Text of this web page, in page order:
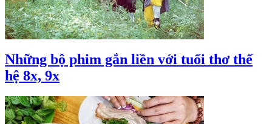
Những bộ phim gắn liền với tuổi thơ thế
hệ 8x, 9x